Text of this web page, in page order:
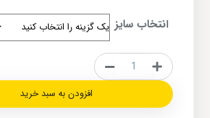
انتخاب سایز
پانسمان
بدون
افزودن به سبد خرید